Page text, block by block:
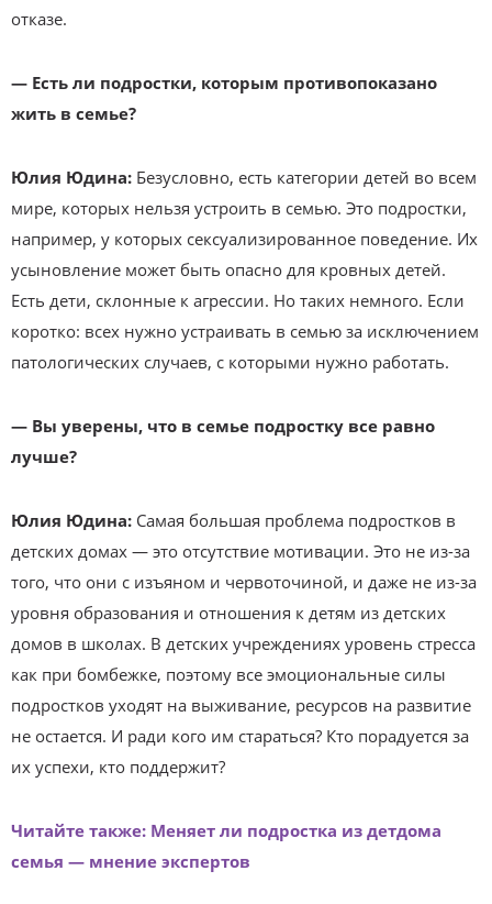
отказе.
— Есть ли подростки, которым противопоказано
жить в семье?
Юлия Юдина: Безусловно, есть категории детей во всем
мире, которых нельзя устроить в семью. Это подростки,
например, у которых сексуализированное поведение. Их
усыновление может быть опасно для кровных детей.
Есть дети, склонные к агрессии. Но таких немного. Если
коротко: всех нужно устраивать в семью за исключением
патологических случаев, с которыми нужно работать.
— Вы уверены, что в семье подростку все равно
лучше?
Юлия Юдина: Самая большая проблема подростков в
детских домах — это отсутствие мотивации. Это не из-за
того, что они с изъяном и червоточиной, и даже не из-за
уровня образования и отношения к детям из детских
домов в школах. В детских учреждениях уровень стресса
как при бомбежке, поэтому все эмоциональные силы
подростков уходят на выживание, ресурсов на развитие
не остается. И ради кого им стараться? Кто порадуется за
их успехи, кто поддержит?
Читайте также: Меняет ли подростка из детдома
семья — мнение экспертов